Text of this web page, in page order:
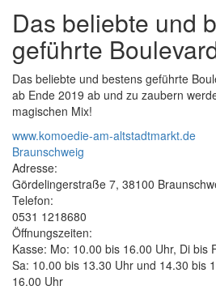
Das beliebte und
geführte
Das beliebte und bestens geführte
ab Ende 2019 ab und zu zaubern
magischen Mix!
www.komoedie-am-altstadtmarkt.de
Braunschweig
Adresse:
Gördelingerstraße 7, 38100
Telefon:
0531 1218680
Öffnungszeiten:
Kasse: Mo: 10.00 bis 16.00 Uhr, Di bis
Sa: 10.00 bis 13.30 Uhr und 14.30 bis
16.00 Uhr